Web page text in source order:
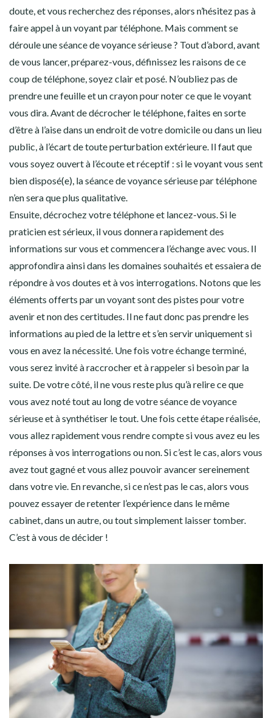
doute, et vous recherchez des réponses, alors n’hésitez pas à
faire appel à un voyant par téléphone. Mais comment se
déroule une séance de voyance sérieuse ? Tout d’abord, avant
de vous lancer, préparez-vous, définissez les raisons de ce
coup de téléphone, soyez clair et posé. N’oubliez pas de
prendre une feuille et un crayon pour noter ce que le voyant
vous dira. Avant de décrocher le téléphone, faites en sorte
d’être à l’aise dans un endroit de votre domicile ou dans un lieu
public, à l’écart de toute perturbation extérieure. Il faut que
vous soyez ouvert à l’écoute et réceptif : si le voyant vous sent
bien disposé(e), la séance de voyance sérieuse par téléphone
n’en sera que plus qualitative.
Ensuite, décrochez votre téléphone et lancez-vous. Si le
praticien est sérieux, il vous donnera rapidement des
informations sur vous et commencera l’échange avec vous. Il
approfondira ainsi dans les domaines souhaités et essaiera de
répondre à vos doutes et à vos interrogations. Notons que les
éléments offerts par un voyant sont des pistes pour votre
avenir et non des certitudes. Il ne faut donc pas prendre les
informations au pied de la lettre et s’en servir uniquement si
vous en avez la nécessité. Une fois votre échange terminé,
vous serez invité à raccrocher et à rappeler si besoin par la
suite. De votre côté, il ne vous reste plus qu’à relire ce que
vous avez noté tout au long de votre séance de voyance
sérieuse et à synthétiser le tout. Une fois cette étape réalisée,
vous allez rapidement vous rendre compte si vous avez eu les
réponses à vos interrogations ou non. Si c’est le cas, alors vous
avez tout gagné et vous allez pouvoir avancer sereinement
dans votre vie. En revanche, si ce n’est pas le cas, alors vous
pouvez essayer de retenter l’expérience dans le même
cabinet, dans un autre, ou tout simplement laisser tomber.
C’est à vous de décider !